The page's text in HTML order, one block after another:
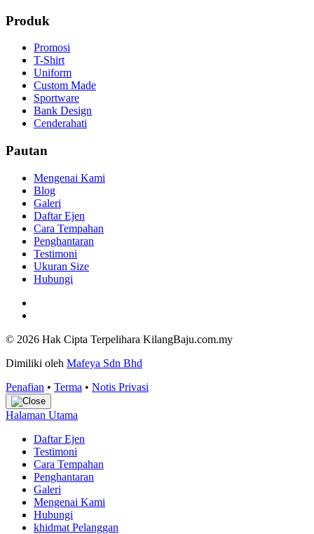
Produk
Promosi
T-Shirt
Uniform
Custom Made
Sportware
Bank Design
Cenderahati
Pautan
Mengenai Kami
Blog
Galeri
Daftar Ejen
Cara Tempahan
Penghantaran
Testimoni
Ukuran Size
Hubungi
© 2026 Hak Cipta Terpelihara KilangBaju.com.my
Dimiliki oleh Mafeya Sdn Bhd
Penafian • Terma • Notis Privasi
Halaman Utama
Daftar Ejen
Testimoni
Cara Tempahan
Penghantaran
Galeri
Mengenai Kami
Hubungi
khidmat Pelanggan